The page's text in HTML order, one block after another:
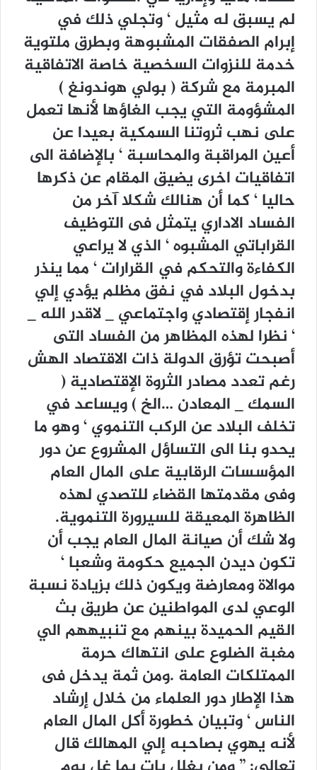
لم يسبق له مثيل ‘ وتجلي ذلك في
إبرام الصفقات المشبوهة وبطرق ملتوية
خدمة للنزوات السخصية خاصة الاتفاقية
المبرمة مع شركة ( بولي هوندونغ )
المشؤومة التي يجب الغاؤها لأنها تعمل
على نهب ثروتنا السمكية بعيدا عن
أعين المراقبة والمحاسبة ‘ بالإضافة الى
اتفاقيات اخرى يضيق المقام عن ذكرها
حاليا ‘ كما أن هنالك شكلا آخر من
الفساد الاداري يتمثل فى التوظيف
القراباتي المشبوه ‘ الذي لا يراعي
الكفاءة والتحكم في القرارات ‘ مما ينذر
بدخول البلاد في نفق مظلم يؤدي إلي
انفجار إقتصادي واجتماعي _ لاقدر الله _
‘ نظرا لهذه المظاهر من الفساد التى
أصبحت تؤرق الدولة ذات الاقتصاد الهش
رغم تعدد مصادر الثروة الإقتصادية (
السمك _ المعادن …الخ ) ويساعد في
تخلف البلاد عن الركب التنموي ‘ وهو ما
يحدو بنا الى التساؤل المشروع عن دور
المؤسسات الرقابية على المال العام
وفى مقدمتها القضاء للتصدي لهذه
الظاهرة المعيقة للسيرورة التنموية.
ولا شك أن صيانة المال العام يجب أن
تكون ديدن الجميع حكومة وشعبا ‘
موالاة ومعارضة ويكون ذلك بزيادة نسبة
الوعي لدى المواطنين عن طريق بث
القيم الحميدة بينهم مع تنبيههم الي
مغبة الضلوع على انتهاك حرمة
الممتلكات العامة .ومن ثمة يدخل فى
هذا الإطار دور العلماء من خلال إرشاد
الناس ‘ وتبيان خطورة أكل المال العام
لأنه يهوي بصاحبه إلي المهالك قال